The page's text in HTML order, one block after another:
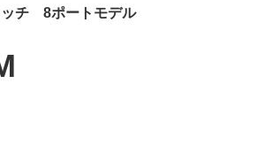
ッチ 8ポートモデル